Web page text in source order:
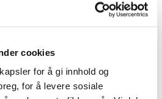
cookies
for å gi innhold og
for å levere sosiale
luften med flott utsikt over
år
Nei